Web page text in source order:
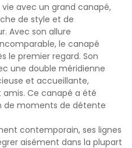
avec un grand canapé,
de style et de
Avec son allure
le canapé
le premier regard. Son
une double méridienne
et accueillante,
Ce canapé a été
de moments de détente
contemporain, ses lignes
aisément dans la plupart